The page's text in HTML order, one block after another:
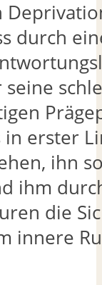
durch
in erster
ihn
ihm
die
innere